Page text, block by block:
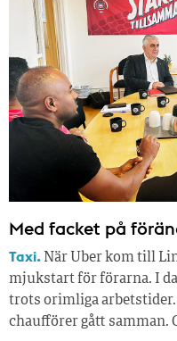
Med facket på
Taxi. När Uber kom till
mjukstart för förarna. I
trots orimliga
chaufförer gått samman.